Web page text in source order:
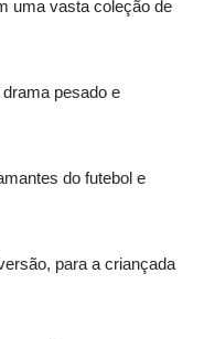
uma vasta coleção de
pesado e
do futebol e
para a criançada